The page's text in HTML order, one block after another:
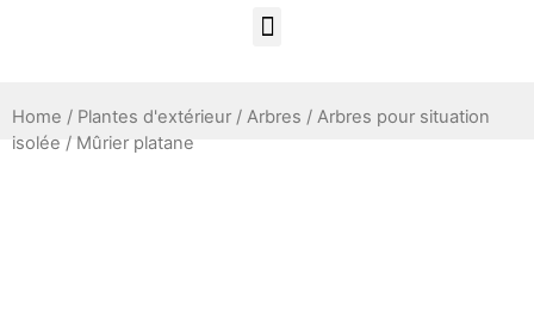
Home / Plantes d'extérieur / Arbres / Arbres pour situation
isolée / Mûrier platane